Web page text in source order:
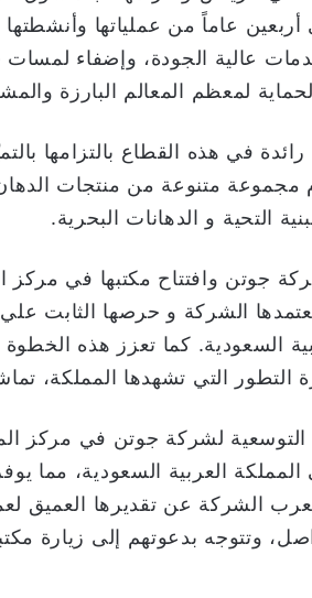
عاماً من عملياتها
عالية الجودة، وإضفاء لمسات
لمعظم المعالم البارزة
في هذه القطاع بالتزامها
متنوعة من منتجات
التحية و الدهانات البحرية.
جوتن وافتتاح مكتبها في مركز
الشركة و حرصها الثابت علي
السعودية. كما تعزز هذه الخطوة
التطور التي تشهدها المملكة،
لشركة جوتن في مركز
العربية السعودية، مما
الشركة عن تقديرها العميق
وتتوجه بدعوتهم إلى زيارة